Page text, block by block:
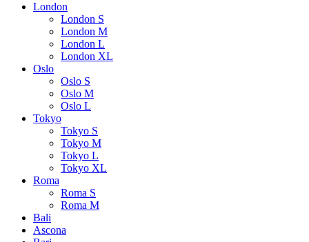
London
London S
London M
London L
London XL
Oslo
Oslo S
Oslo M
Oslo L
Tokyo
Tokyo S
Tokyo M
Tokyo L
Tokyo XL
Roma
Roma S
Roma M
Bali
Ascona